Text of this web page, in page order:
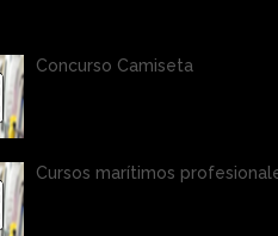
Concurso Camiseta
Cursos marítimos